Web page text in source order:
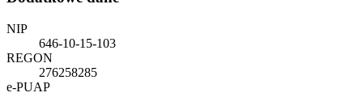
NIP
646-10-15-103
REGON
276258285
e-PUAP